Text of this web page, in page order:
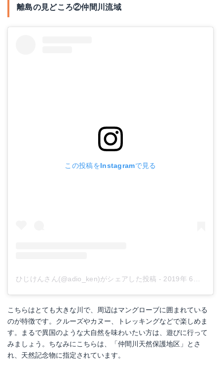
離島の見どころ②仲間川流域
この投稿をInstagramで見る
ひじけんさん(@adio_ken)がシェアした投稿 - 2019年 6月月11日午前5時42分PDT
こちらはとても大きな川で、周辺はマングローブに囲まれている
のが特徴です。クルーズやカヌー、トレッキングなどで楽しめま
す。まるで異国のような大自然を味わいたい方は、遊びに行って
みましょう。ちなみにこちらは、「仲間川天然保護地区」とさ
れ、天然記念物に指定されています。